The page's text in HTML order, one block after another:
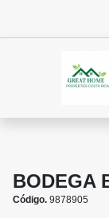
BODEGA
Código. 9878905